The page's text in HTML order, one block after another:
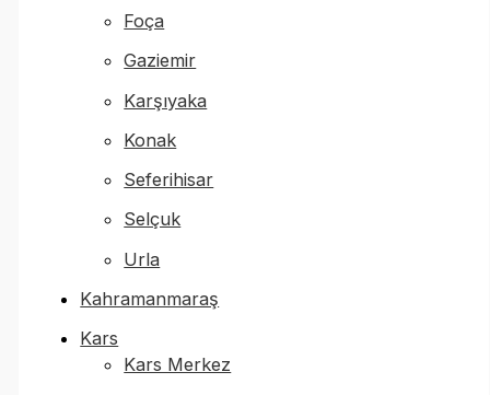
Foça
Gaziemir
Karşıyaka
Konak
Seferihisar
Selçuk
Urla
Kahramanmaraş
Kars
Kars Merkez